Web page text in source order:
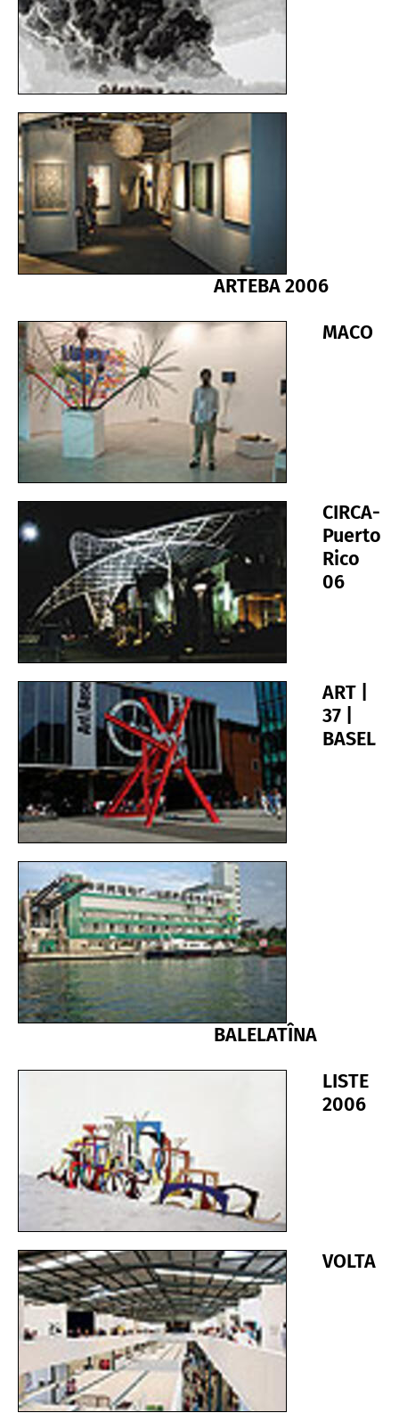
ARTEBA 2006
MACO
CIRCA-
Puerto
Rico
06
ART |
37 |
BASEL
BALELATÎNA
LISTE
2006
VOLTA